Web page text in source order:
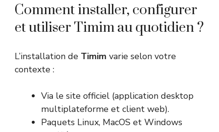
Comment installer, configurer
et utiliser Timim au quotidien ?
L’installation de Timim varie selon votre
contexte :
Via le site officiel (application desktop
multiplateforme et client web).
Paquets Linux, MacOS et Windows